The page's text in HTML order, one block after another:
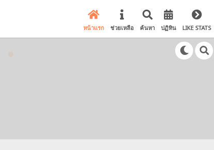
หน้าแรก ช่วยเหลือ ค้นหา ปฏิทิน LIKE STATS